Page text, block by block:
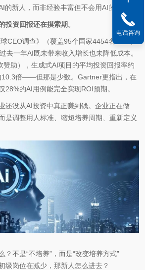
的新人，而非经验丰富但不会用AI的老人。
投资回报还在摸索期。
CEO调查》（覆盖95个国家4454名CEO）
去一年AI既未带来收入增长也未降低成本。
赞助），生成式AI项目的平均投资回报率约
10.3倍——但那是少数。Gartner更指出，在
28%的AI用例能完全实现ROI预期。
还没从AI投资中真正赚到钱。企业正在做
是调整用人标准、缩短培养周期、重新定义
？不是“不培养”，而是“改变培养方式”
级岗位在减少，那新人怎么进去？
电话咨询